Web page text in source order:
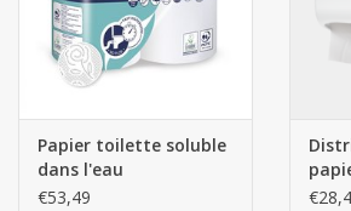
Papier toilette soluble
dans l'eau
€53,49